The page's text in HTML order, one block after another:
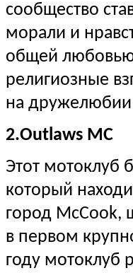
сообщество
морали и
общей
религиозные
на
2.Outlaws MC
Этот мотоклуб
который
город McCook,
в первом
году мотоклуб